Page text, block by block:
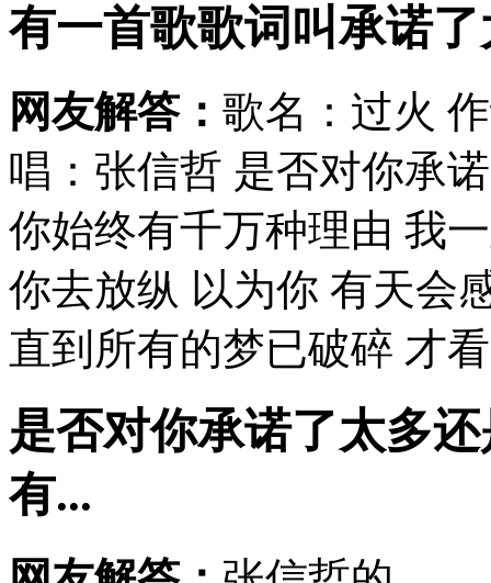
有一首歌歌词叫承诺
网友解答： 歌名：过火
唱：张信哲 是否对你承
你始终有千万种理由 我
你去放纵 以为你 有天会
直到所有的梦已破碎 才
是否对你承诺了太多
有...